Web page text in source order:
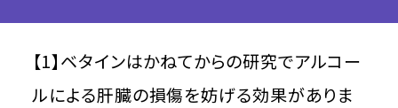
【1】ベタインはかねてからの研究でアルコー
ルによる肝臓の損傷を妨げる効果がありま